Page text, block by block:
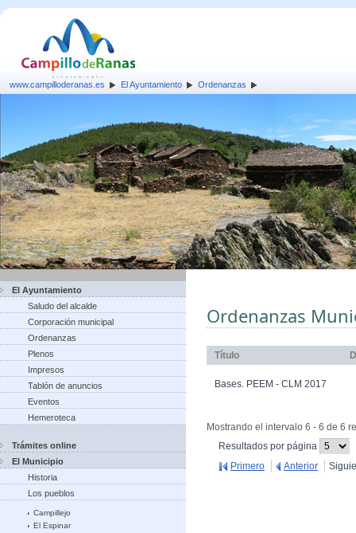
www.campilloderanas.es El Ayuntamiento Ordenanzas
El Ayuntamiento
Saludo del alcalde
Corporación municipal
Ordenanzas
Plenos
Impresos
Tablón de anuncios
Eventos
Hemeroteca
Trámites online
El Municipio
Historia
Los pueblos
Campillejo
El Espinar
Ordenanzas
Título
Bases. PEEM - CLM 2017
Mostrando el intervalo 6 - 6 de 6
Resultados por página
Primero
Anterior